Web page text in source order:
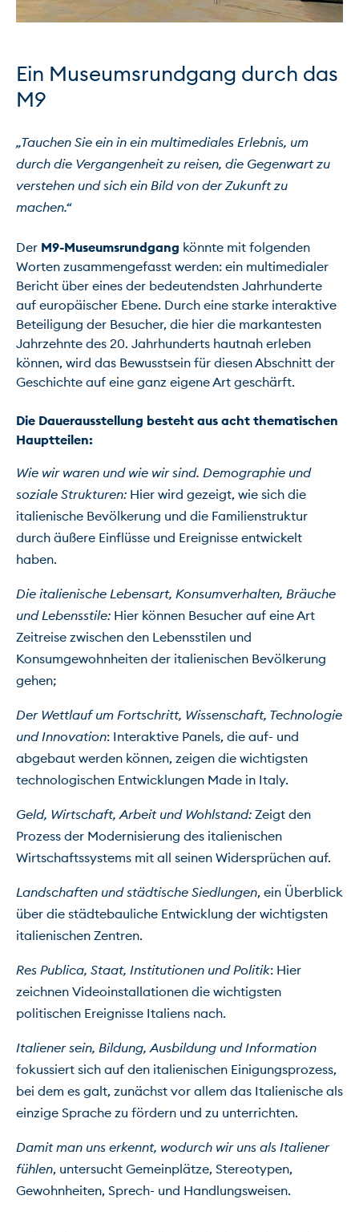
Ein Museumsrundgang durch das
M9
„Tauchen Sie ein in ein multimediales Erlebnis, um
durch die Vergangenheit zu reisen, die Gegenwart zu
verstehen und sich ein Bild von der Zukunft zu
machen.“
Der M9-Museumsrundgang könnte mit folgenden
Worten zusammengefasst werden: ein multimedialer
Bericht über eines der bedeutendsten Jahrhunderte
auf europäischer Ebene. Durch eine starke interaktive
Beteiligung der Besucher, die hier die markantesten
Jahrzehnte des 20. Jahrhunderts hautnah erleben
können, wird das Bewusstsein für diesen Abschnitt der
Geschichte auf eine ganz eigene Art geschärft.
Die Dauerausstellung besteht aus acht thematischen
Hauptteilen:
Wie wir waren und wie wir sind. Demographie und
soziale Strukturen: Hier wird gezeigt, wie sich die
italienische Bevölkerung und die Familienstruktur
durch äußere Einflüsse und Ereignisse entwickelt
haben.
Die italienische Lebensart, Konsumverhalten, Bräuche
und Lebensstile: Hier können Besucher auf eine Art
Zeitreise zwischen den Lebensstilen und
Konsumgewohnheiten der italienischen Bevölkerung
gehen;
Der Wettlauf um Fortschritt, Wissenschaft, Technologie
und Innovation: Interaktive Panels, die auf- und
abgebaut werden können, zeigen die wichtigsten
technologischen Entwicklungen Made in Italy.
Geld, Wirtschaft, Arbeit und Wohlstand: Zeigt den
Prozess der Modernisierung des italienischen
Wirtschaftssystems mit all seinen Widersprüchen auf.
Landschaften und städtische Siedlungen, ein Überblick
über die städtebauliche Entwicklung der wichtigsten
italienischen Zentren.
Res Publica, Staat, Institutionen und Politik: Hier
zeichnen Videoinstallationen die wichtigsten
politischen Ereignisse Italiens nach.
Italiener sein, Bildung, Ausbildung und Information
fokussiert sich auf den italienischen Einigungsprozess,
bei dem es galt, zunächst vor allem das Italienische als
einzige Sprache zu fördern und zu unterrichten.
Damit man uns erkennt, wodurch wir uns als Italiener
fühlen, untersucht Gemeinplätze, Stereotypen,
Gewohnheiten, Sprech- und Handlungsweisen.